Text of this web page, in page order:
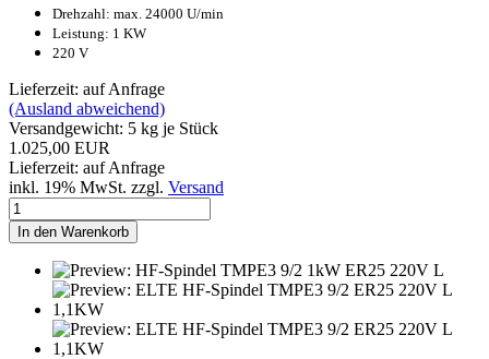
Drehzahl: max. 24000 U/min
Leistung: 1 KW
220 V
Lieferzeit: auf Anfrage
(Ausland abweichend)
Versandgewicht: 5 kg je Stück
1.025,00 EUR
Lieferzeit: auf Anfrage
inkl. 19% MwSt. zzgl. Versand
In den Warenkorb